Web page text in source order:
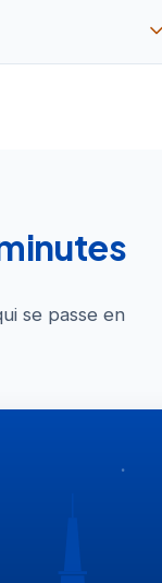
se passe en